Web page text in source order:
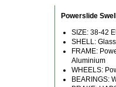
Powerslide
SIZE: 38-42
SHELL:
FRAME:
Aluminium
WHEELS:
BEARINGS: